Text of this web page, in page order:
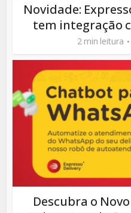
Novidade:
tem integração
2 min leitura
Descubra o